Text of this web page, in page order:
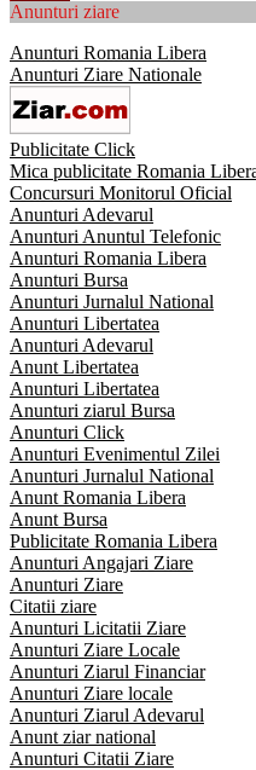
Anunturi ziare
Anunturi Romania Libera
Anunturi Ziare Nationale
Publicitate Click
Mica publicitate Romania
Concursuri Monitorul Oficial
Anunturi Adevarul
Anunturi Anuntul Telefonic
Anunturi Romania Libera
Anunturi Bursa
Anunturi Jurnalul National
Anunturi Libertatea
Anunturi Adevarul
Anunt Libertatea
Anunturi Libertatea
Anunturi ziarul Bursa
Anunturi Click
Anunturi Evenimentul Zilei
Anunturi Jurnalul National
Anunt Romania Libera
Anunt Bursa
Publicitate Romania Libera
Anunturi Angajari Ziare
Anunturi Ziare
Citatii ziare
Anunturi Licitatii Ziare
Anunturi Ziare Locale
Anunturi Ziarul Financiar
Anunturi Ziare locale
Anunturi Ziarul Adevarul
Anunt ziar national
Anunturi Citatii Ziare